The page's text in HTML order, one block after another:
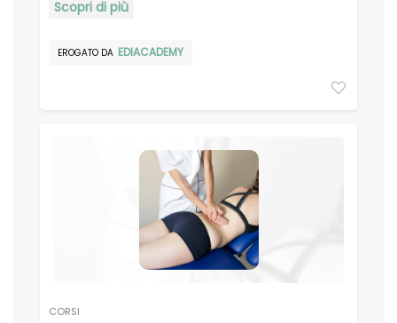
Scopri di più
EROGATO DA EDIACADEMY
CORSI